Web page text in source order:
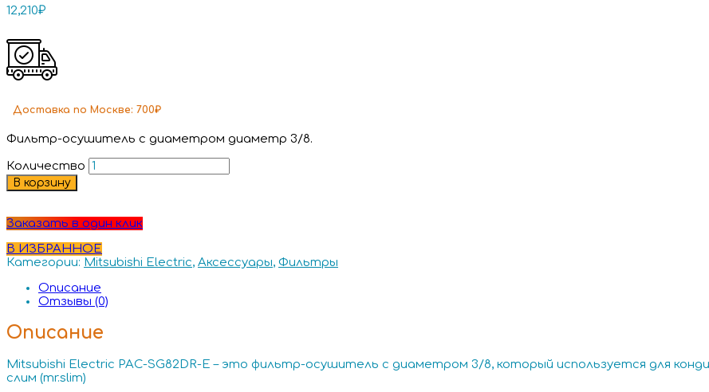
12,210₽
Доставка по Москве: 700₽
Фильтр-осушитель с диаметром диаметр 3/8.
Количество
В корзину
Заказать в один клик
В ИЗБРАННОЕ
Категории: Mitsubishi Electric, Аксессуары, Фильтры
Описание
Отзывы (0)
Описание
Mitsubishi Electric PAC-SG82DR-E – это фильтр-осушитель с диаметром 3/8, который используется для
слим (mr.slim)